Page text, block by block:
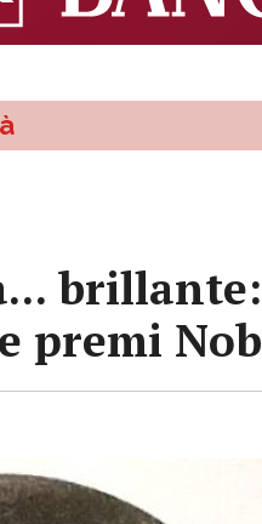
premi